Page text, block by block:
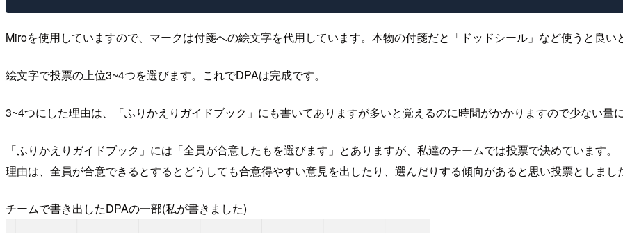
Miroを使用していますので、マークは付箋への絵文字を代用しています。本物の付箋だと「ドッドシール」など使うと良い
絵文字で投票の上位3~4つを選びます。これでDPAは完成です。
3~4つにした理由は、「ふりかえりガイドブック」にも書いてありますが多いと覚えるのに時間がかかりますので少ない量に
「ふりかえりガイドブック」には「全員が合意したもを選びます」とありますが、私達のチームでは投票で決めています。
理由は、全員が合意できるとするとどうしても合意得やすい意見を出したり、選んだりする傾向があると思い投票としまし
チームで書き出したDPAの一部(私が書きました)